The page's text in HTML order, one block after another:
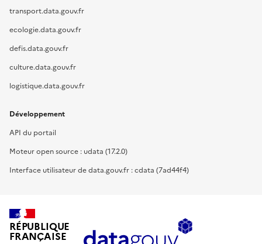
transport.data.gouv.fr
ecologie.data.gouv.fr
defis.data.gouv.fr
culture.data.gouv.fr
logistique.data.gouv.fr
Développement
API du portail
Moteur open source : udata (17.2.0)
Interface utilisateur de data.gouv.fr : cdata (7ad44f4)
RÉPUBLIQUE
FRANÇAISE